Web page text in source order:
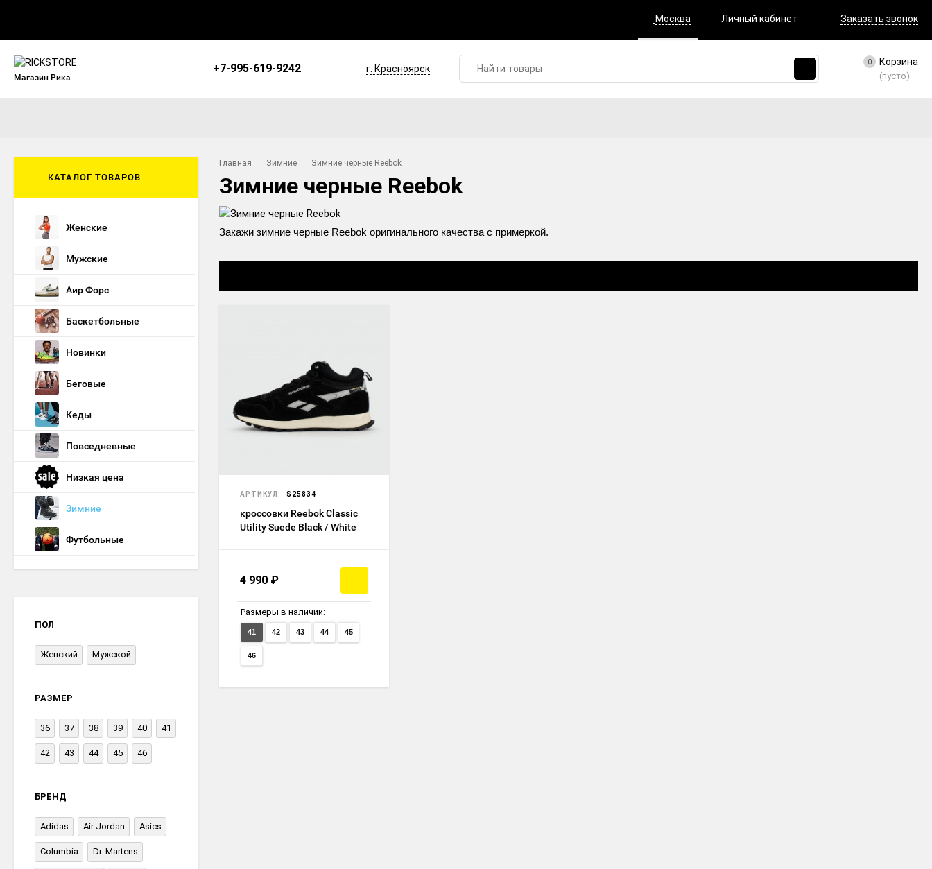
Москва Личный кабинет Заказать звонок
Магазин Рика
+7-995-619-9242 г. Красноярск
0 Корзина
(пусто)
Главная Зимние Зимние черные Reebok
Зимние черные Reebok
Закажи зимние черные Reebok оригинального качества с примеркой.
АРТИКУЛ: S25834
кроссовки Reebok Classic
Utility Suede Black / White
4 990 ₽
Размеры в наличии:
41 42 43 44 45
46
КАТАЛОГ ТОВАРОВ
Женские
Мужские
Аир Форс
Баскетбольные
Новинки
Беговые
Кеды
Повседневные
Низкая цена
Зимние
Футбольные
ПОЛ
Женский Мужской
РАЗМЕР
36 37 38 39 40 41
42 43 44 45 46
БРЕНД
Adidas Air Jordan Asics
Columbia Dr. Martens